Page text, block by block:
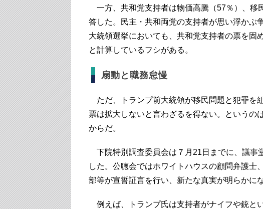
一方、共和党支持者は物価高騰（57％）、移
答した。民主・共和両党の支持者が思い浮かぶ
大統領選挙においても、共和党支持者の票を固
と計算しているフシがある。
扇動と職務怠慢
ただ、トランプ前大統領が移民問題と犯罪を
票は拡大しないと言わざるを得ない。というの
からだ。
下院特別調査委員会は７月21日までに、議事
した。公聴会ではホワイトハウスの顧問弁護士
部等が宣誓証言を行い、新たな真実が明らかに
例えば、トランプ氏は支持者がナイフや銃と